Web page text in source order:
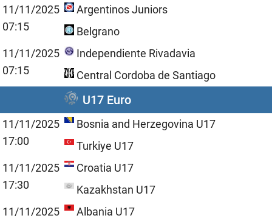
11/11/2025
07:15
Argentinos Juniors
Belgrano
11/11/2025
07:15
Independiente Rivadavia
Central Cordoba de Santiago
U17 Euro
11/11/2025
17:00
Bosnia and Herzegovina U17
Turkiye U17
11/11/2025
17:30
Croatia U17
Kazakhstan U17
11/11/2025
Albania U17